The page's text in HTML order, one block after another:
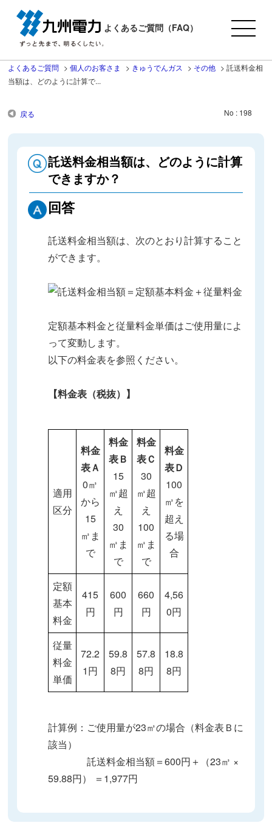
よくあるご質問（FAQ）
よくあるご質問 >個人のお客さま > きゅうでんガス > その他 >託送料金相
当額は、どのように計算で...
戻る No : 198
託送料金相当額は、どのように計算
できますか？
回答
託送料金相当額は、次のとおり計算すること
ができます。
定額基本料金と従量料金単価はご使用量によ
って変動します。
以下の料金表を参照ください。
【料金表（税抜）】
適用
区分
料金
表Ａ
0㎥
から
15
㎥ま
で
料金
表Ｂ
15
㎥超
え
30
㎥ま
で
料金
表Ｃ
30
㎥超
え
100
㎥ま
で
料金
表Ｄ
100
㎥を
超え
る場
合
定額
基本
料金
415
円
600
円
660
円
4,56
0円
従量
料金
単価
72.2
1円
59.8
8円
57.8
8円
18.8
8円
計算例：ご使用量が23㎥の場合（料金表Ｂに
該当）
託送料金相当額＝600円＋（23㎥ ×
59.88円） ＝1,977円